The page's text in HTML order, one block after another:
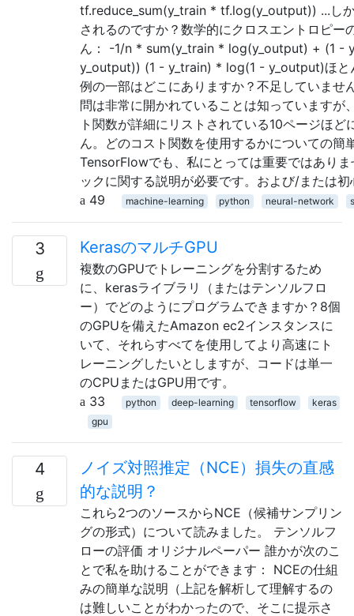
tf.reduce_sum(y_train * tf.log(y_output)) ...し
されるのですか？数学的にクロスエントロピー
ん： -1/n * sum(y_train * log(y_output) + (1 -
y_output)) (1 - y_train) * log(1 - y_output)ほと
例の一部はどこにありますか？不足していませ
問は非常に開かれていることは知っていますが
ト関数が詳細にリストされている10ページほど
ん。どのコスト関数を使用するかについての簡
TensorFlowでも、私にとっては重要ではあり
ックに関する説明が必要です。および/または
49
machine-learning python neural-network
3 KerasのマルチGPU
複数のGPUでトレーニングを分割するため
に、kerasライブラリ（またはテンソルフロ
ー）でどのようにプログラムできますか？8個
のGPUを備えたAmazon ec2インスタンスに
いて、それらすべてを使用してより高速にト
レーニングしたいとしますが、コードは単一
のCPUまたはGPU用です。
33
python deep-learning tensorflow
keras
gpu
4
ノイズ対照推定（NCE）損失の直感
的な説明？
これら2つのソースからNCE（候補サンプリン
グの形式）について読みました。 テンソルフ
ローの評価 オリジナルペーパー 誰かが次のこ
とで私を助けることができます： NCEの仕組
みの簡単な説明（上記を解析して理解するの
は難しいことがわかったので、そこに提示さ